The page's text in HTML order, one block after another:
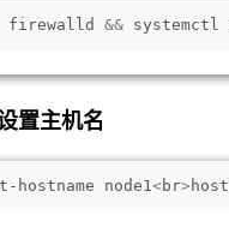
firewalld &&
置主机名
hostname node1<br>